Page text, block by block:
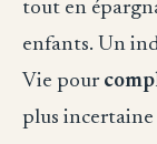
tout en
enfants. Un
Vie pour
plus incertaine